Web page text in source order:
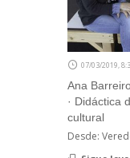
07/03/2019,
Ana
· Didáctica
cultural
Desde: